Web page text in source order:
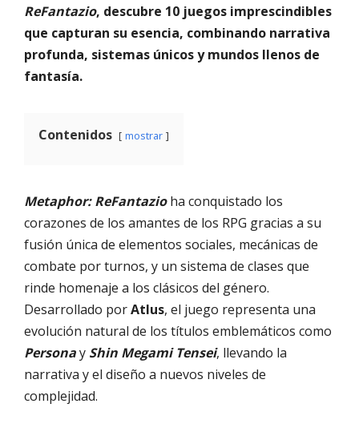
ReFantazio, descubre 10 juegos imprescindibles
que capturan su esencia, combinando narrativa
profunda, sistemas únicos y mundos llenos de
fantasía.
Contenidos mostrar
Metaphor: ReFantazioha conquistado los
corazones de los amantes de los RPG gracias a su
fusión única de elementos sociales, mecánicas de
combate por turnos, y un sistema de clases que
rinde homenaje a los clásicos del género.
Desarrollado porAtlus, el juego representa una
evolución natural de los títulos emblemáticos como
Personay Shin Megami Tensei, llevando la
narrativa y el diseño a nuevos niveles de
complejidad.